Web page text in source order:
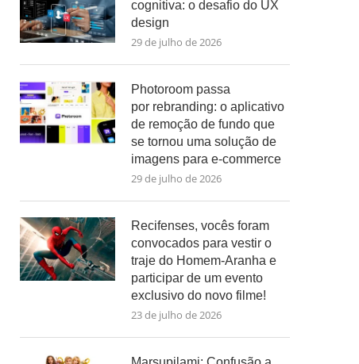
cognitiva: o desafio do UX
design
29 de julho de 2026
Photoroom passa
por rebranding: o aplicativo
de remoção de fundo que
se tornou uma solução de
imagens para e-commerce
29 de julho de 2026
Recifenses, vocês foram
convocados para vestir o
traje do Homem-Aranha e
participar de um evento
exclusivo do novo filme!
23 de julho de 2026